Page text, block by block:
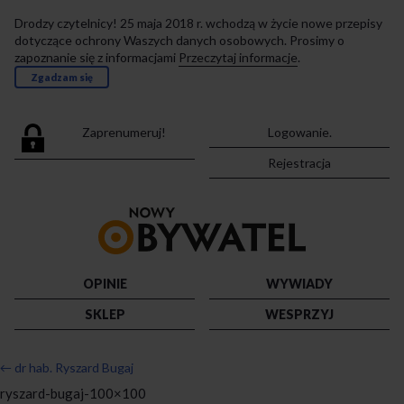
Drodzy czytelnicy! 25 maja 2018 r. wchodzą w życie nowe przepisy
dotyczące ochrony Waszych danych osobowych. Prosimy o
zapoznanie się z informacjami Przeczytaj informacje.
Zgadzam się
Zaprenumeruj!
Logowanie.
Rejestracja
strony
OPINIE
WYWIADY
SKLEP
WESPRZYJ
← dr hab. Ryszard Bugaj
ryszard-bugaj-100×100